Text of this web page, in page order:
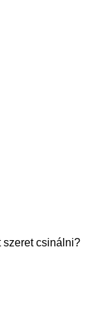
szeret csinálni?